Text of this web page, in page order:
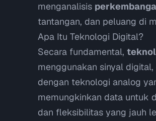
menganalisis
tantangan, dan peluang di
Apa Itu Teknologi Digital?
Secara fundamental,
menggunakan sinyal
dengan teknologi analog
memungkinkan data untuk
dan fleksibilitas yang jauh